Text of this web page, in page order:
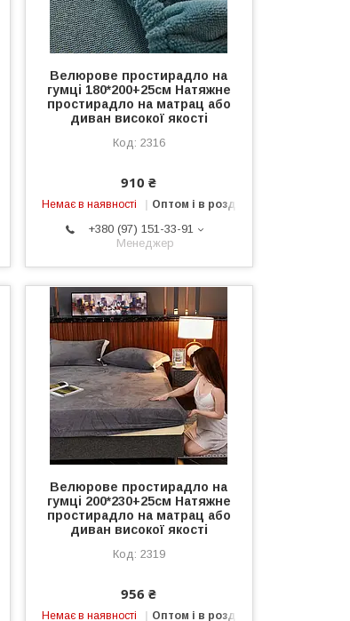
Велюрове простирадло на
гумці 180*200+25см Натяжне
простирадло на матрац або
диван високої якості
2316
910 ₴
Немає в наявності Оптом і в роздріб
+380 (97) 151-33-91
Менеджер
Велюрове простирадло на
гумці 200*230+25см Натяжне
простирадло на матрац або
диван високої якості
2319
956 ₴
Немає в наявності Оптом і в роздріб